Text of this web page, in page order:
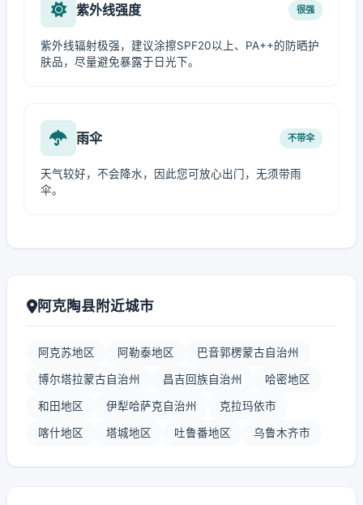
紫外线强度 很强
紫外线辐射极强，建议涂擦SPF20以上、PA++的防晒护
肤品，尽量避免暴露于日光下。
雨伞 不带伞
天气较好，不会降水，因此您可放心出门，无须带雨
伞。
阿克陶县附近城市
阿克苏地区 阿勒泰地区 巴音郭楞蒙古自治州
博尔塔拉蒙古自治州 昌吉回族自治州 哈密地区
和田地区 伊犁哈萨克自治州 克拉玛依市
喀什地区 塔城地区 吐鲁番地区 乌鲁木齐市